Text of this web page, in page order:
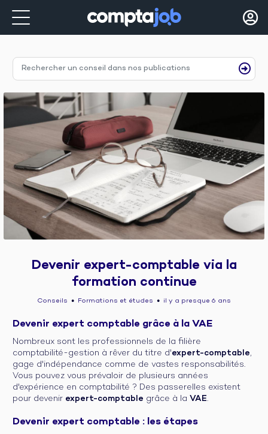
Devenir expert-comptable via la
formation continue
Conseils ● Formations et études ● il y a presque 6 ans
Devenir expert comptable grâce à la VAE
Nombreux sont les professionnels de la filière
comptabilité-gestion à rêver du titre d'expert-comptable,
gage d'indépendance comme de vastes responsabilités.
Vous pouvez vous prévaloir de plusieurs années
d'expérience en comptabilité ? Des passerelles existent
pour devenir expert-comptable grâce à la VAE.
Devenir expert comptable : les étapes